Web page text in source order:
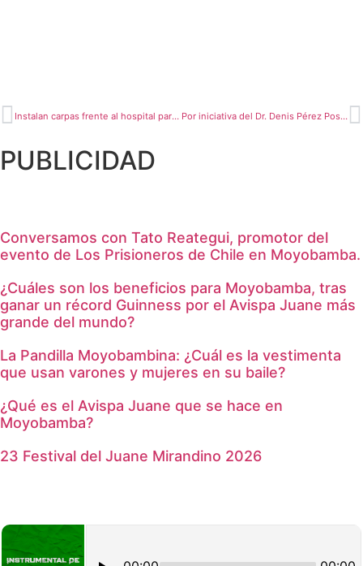
Instalan carpas frente al hospital para albergar a familias de pacientes Covid que esperan recuperación Por iniciativa del Dr. Denis Pérez Postigo se realiza campaña de donación de sangre
PUBLICIDAD
Conversamos con Tato Reategui, promotor del
evento de Los Prisioneros de Chile en Moyobamba.
¿Cuáles son los beneficios para Moyobamba, tras
ganar un récord Guinness por el Avispa Juane más
grande del mundo?
La Pandilla Moyobambina: ¿Cuál es la vestimenta
que usan varones y mujeres en su baile?
¿Qué es el Avispa Juane que se hace en
Moyobamba?
23 Festival del Juane Mirandino 2026